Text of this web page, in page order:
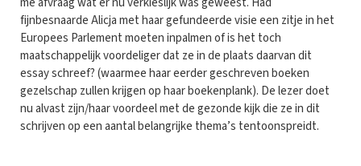
fijnbesnaarde Alicja met haar gefundeerde visie een zitje in het
Europees Parlement moeten inpalmen of is het toch
maatschappelijk voordeliger dat ze in de plaats daarvan dit
essay schreef? (waarmee haar eerder geschreven boeken
gezelschap zullen krijgen op haar boekenplank). De lezer doet
nu alvast zijn/haar voordeel met de gezonde kijk die ze in dit
schrijven op een aantal belangrijke thema’s tentoonspreidt.